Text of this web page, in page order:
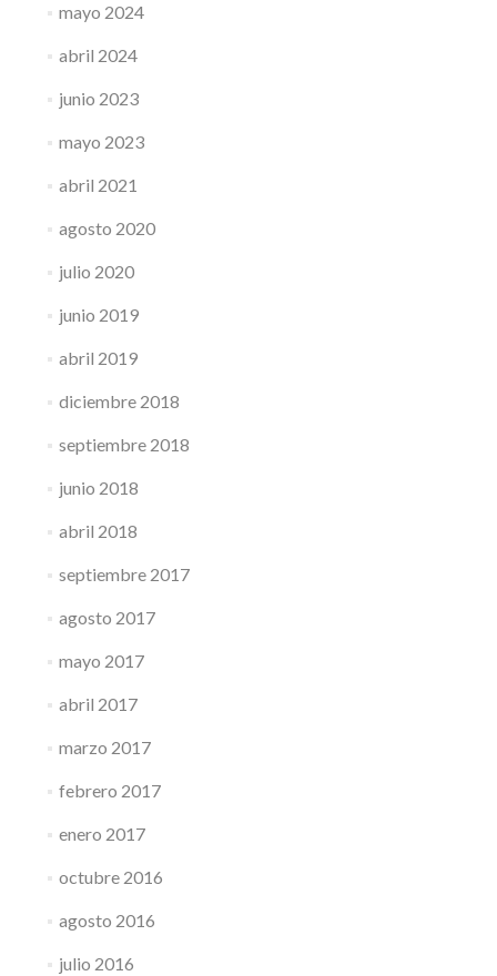
mayo 2024
abril 2024
junio 2023
mayo 2023
abril 2021
agosto 2020
julio 2020
junio 2019
abril 2019
diciembre 2018
septiembre 2018
junio 2018
abril 2018
septiembre 2017
agosto 2017
mayo 2017
abril 2017
marzo 2017
febrero 2017
enero 2017
octubre 2016
agosto 2016
julio 2016